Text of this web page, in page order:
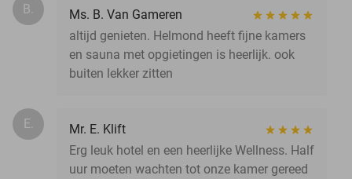
B.
Ms. B. Van Gameren
altijd genieten. Helmond heeft fijne kamers
en sauna met opgietingen is heerlijk. ook
buiten lekker zitten
E.
Mr. E. Klift
Erg leuk hotel en een heerlijke Wellness. Half
uur moeten wachten tot onze kamer gereed